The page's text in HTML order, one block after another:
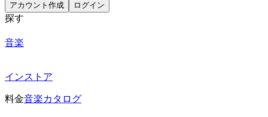
アカウント作成 ログイン
探す
音楽
インストア
料金音楽カタログ